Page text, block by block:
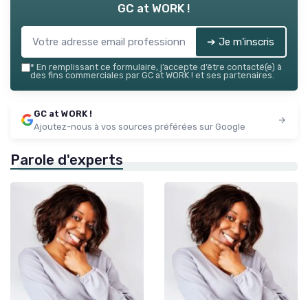
GC at WORK !
➔ Je m'inscris
* En remplissant ce formulaire, j’accepte d’être contacté(e) à
des fins commerciales par GC at WORK ! et ses partenaires.
GC at WORK !
Ajoutez-nous à vos sources préférées sur Google
Parole d'experts